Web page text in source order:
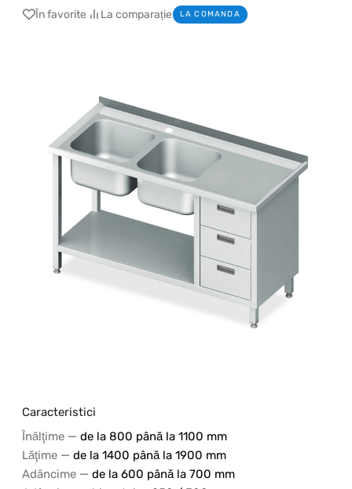
În favorite La comparație LA COMANDA
Caracteristici
Înălţime — de la 800 până la 1100 mm
Lăţime — de la 1400 până la 1900 mm
Adâncime — de la 600 până la 700 mm